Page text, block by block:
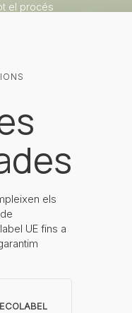
el procés
els
UE fins a